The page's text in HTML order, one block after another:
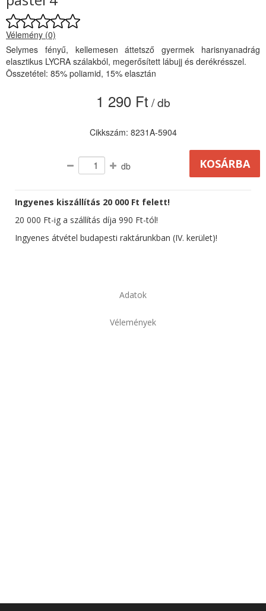
Vélemény (0)
Selymes fényű, kellemesen áttetsző gyermek harisnyanadrág
elasztikus LYCRA szálakból, megerősített lábujj és derékrésszel.
Összetétel: 85% poliamid, 15% elasztán
1 290 Ft / db
Cikkszám: 8231A-5904
db
Ingyenes kiszállítás 20 000 Ft felett!
20 000 Ft-ig a szállítás díja 990 Ft-tól!
Ingyenes átvétel budapesti raktárunkban (IV. kerület)!
Adatok
Vélemények